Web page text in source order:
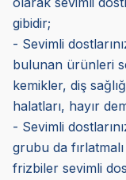
gibidir;
- Sevimli
bulunan ürünleri
kemikler, diş
halatları, hayır
- Sevimli
grubu da
frizbiler sevimli